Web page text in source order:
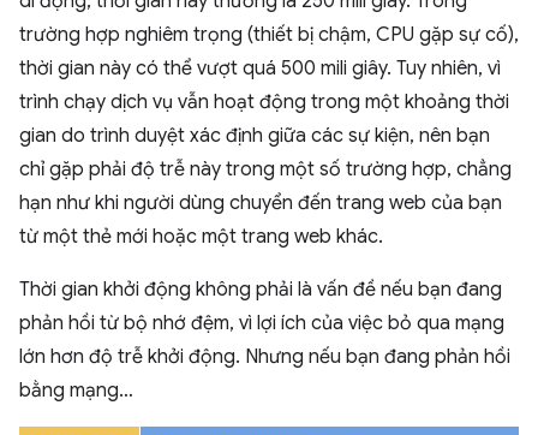
trường hợp nghiêm trọng (thiết bị chậm, CPU gặp sự cố),
thời gian này có thể vượt quá 500 mili giây. Tuy nhiên, vì
trình chạy dịch vụ vẫn hoạt động trong một khoảng thời
gian do trình duyệt xác định giữa các sự kiện, nên bạn
chỉ gặp phải độ trễ này trong một số trường hợp, chẳng
hạn như khi người dùng chuyển đến trang web của bạn
từ một thẻ mới hoặc một trang web khác.
Thời gian khởi động không phải là vấn đề nếu bạn đang
phản hồi từ bộ nhớ đệm, vì lợi ích của việc bỏ qua mạng
lớn hơn độ trễ khởi động. Nhưng nếu bạn đang phản hồi
bằng mạng…